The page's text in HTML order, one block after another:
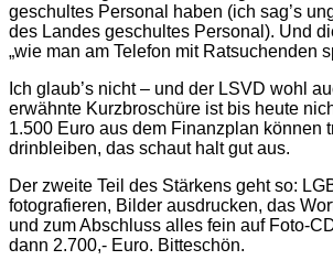
geschultes Personal haben (ich sag’s
des Landes geschultes Personal). Und
„wie man am Telefon mit Ratsuchenden
Ich glaub’s nicht – und der LSVD wohl
erwähnte Kurzbroschüre ist bis heute
1.500 Euro aus dem Finanzplan können
drinbleiben, das schaut halt gut aus.
Der zweite Teil des Stärkens geht so:
fotografieren, Bilder ausdrucken, das
und zum Abschluss alles fein auf Foto-
dann 2.700,- Euro. Bitteschön.